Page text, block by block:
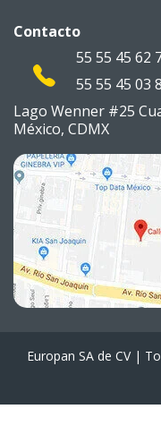
Contacto
55 55 45 62
55 55 45 03
Lago Wenner #25
México, CDMX
Europan SA de CV |